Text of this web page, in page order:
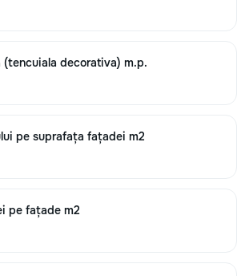
decorativa) m.p.
pe suprafața fațadei m2
pe fațade m2